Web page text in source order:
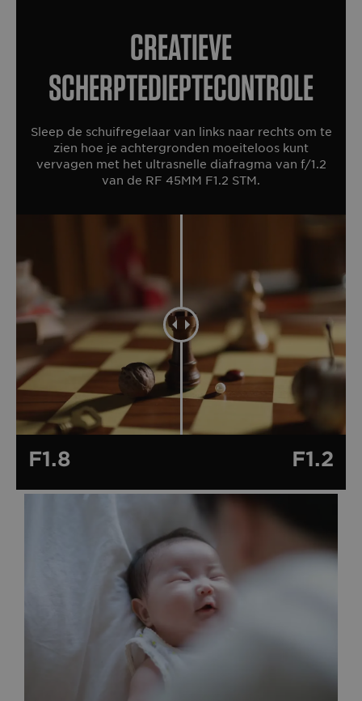
Creatieve
scherptedieptecontrole
Sleep de schuifregelaar van links naar rechts om te
zien hoe je achtergronden moeiteloos kunt
vervagen met het ultrasnelle diafragma van f/1.2
van de RF 45MM F1.2 STM.
F1.8 F1.2